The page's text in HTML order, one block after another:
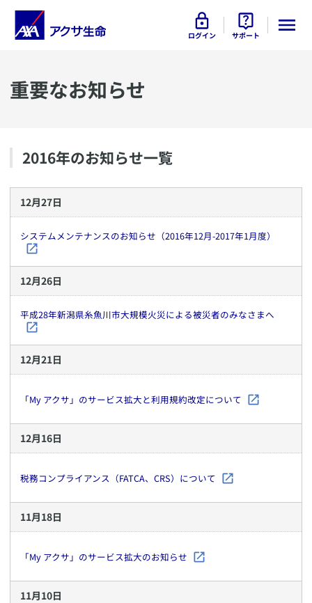
ログイン サポート
重要なお知らせ
2016年のお知らせ一覧
12月27日
システムメンテナンスのお知らせ（2016年12月-2017年1月度）
12月26日
平成28年新潟県糸魚川市大規模火災による被災者のみなさまへ
12月21日
「My アクサ」のサービス拡大と利用規約改定について
12月16日
税務コンプライアンス（FATCA、CRS）について
11月18日
「My アクサ」のサービス拡大のお知らせ
11月10日